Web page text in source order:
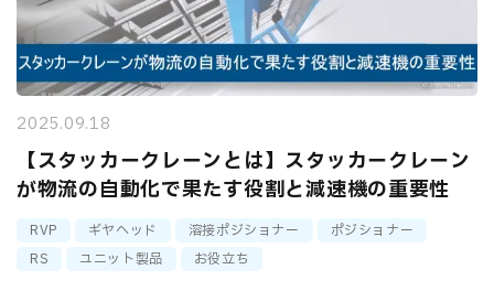
2025.09.18
【スタッカークレーンとは】スタッカークレーン
が物流の自動化で果たす役割と減速機の重要性
RVP ギヤヘッド 溶接ポジショナー
ポジショナー
RS
ユニット製品 お役立ち